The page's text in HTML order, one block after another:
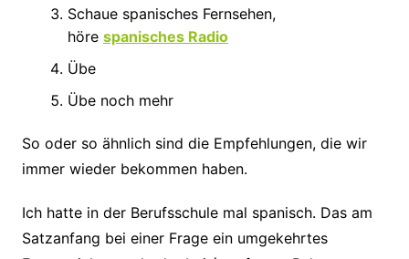
Schaue spanisches Fernsehen,
höre spanisches Radio
Übe
Übe noch mehr
So oder so ähnlich sind die Empfehlungen, die wir
immer wieder bekommen haben.
Ich hatte in der Berufsschule mal spanisch. Das am
Satzanfang bei einer Frage ein umgekehrtes